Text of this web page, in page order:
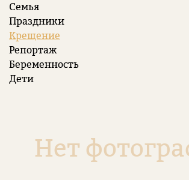
Семья
Праздники
Крещение
Репортаж
Беременность
Дети
Нет